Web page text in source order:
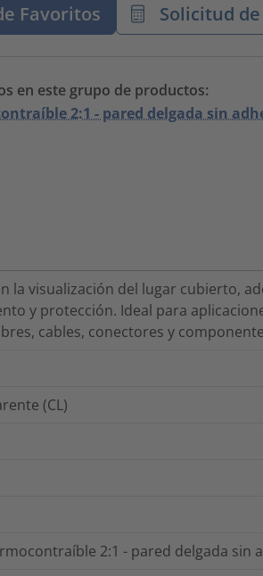
Favoritos Solicitud
en este grupo de productos:
2:1 - pared delgada sin
la visualización del lugar cubierto,
y protección. Ideal para
cables, conectores y
(CL)
2:1 - pared delgada sin